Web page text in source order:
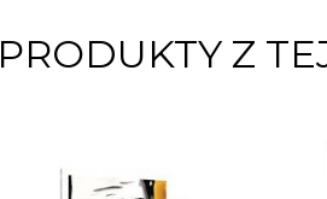
PRODUKTY Z